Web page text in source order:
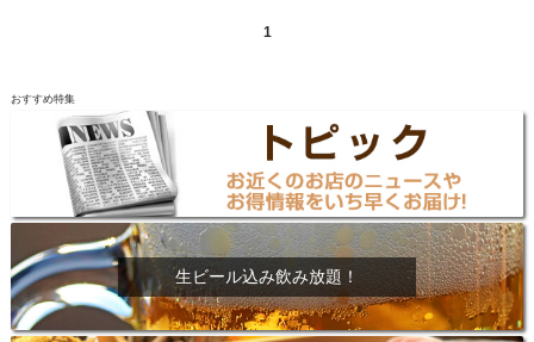
1
おすすめ特集
生ビール込み飲み放題！